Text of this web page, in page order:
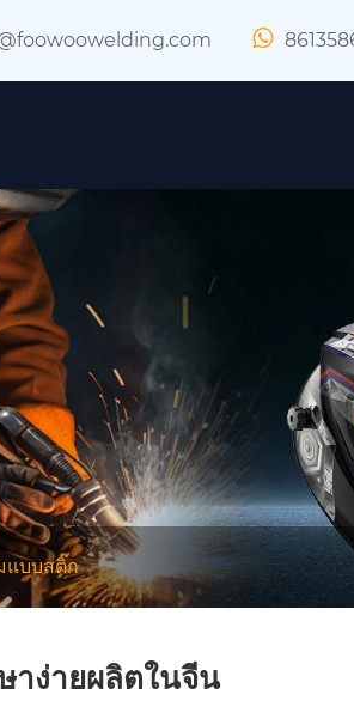
แบบสติ๊ก
าง่ายผลิตในจีน